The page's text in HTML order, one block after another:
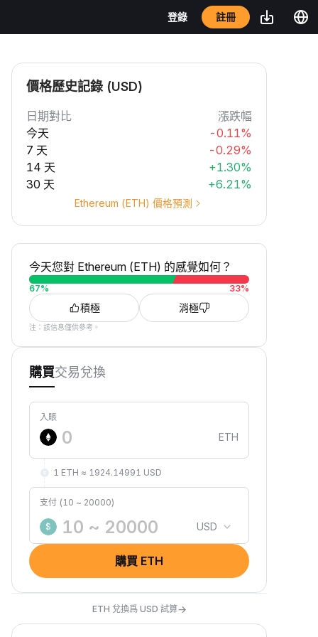
登錄 註冊
價格歷史記錄 (USD)
日期對比
漲跌幅
今天
-0.11%
7 天
-0.29%
14 天
+1.30%
30 天
+6.21%
Ethereum (ETH) 價格預測
今天您對 Ethereum (ETH) 的感覺如何？
67% 33%
積極 消極
注：該信息僅供參考。
購買交易兌換
入賬
ETH
1 ETH ≈ 1924.14991 USD
支付 (10 ~ 20000)
$ USD
購買 ETH
ETH 兌換爲 USD 試算→